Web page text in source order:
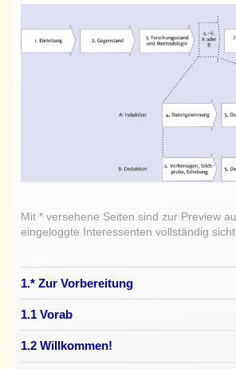
Mit * versehene Seiten sind zur Preview
eingeloggte Interessenten vollständig
1.* Zur Vorbereitung
1.1 Vorab
1.2 Willkommen!